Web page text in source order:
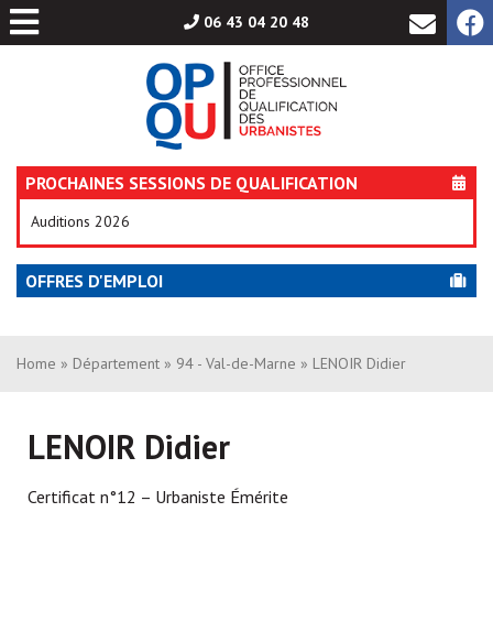
06 43 04 20 48
PROCHAINES SESSIONS DE QUALIFICATION
Auditions 2026
OFFRES D'EMPLOI
Aller
au
Home » Département » 94 - Val-de-Marne » LENOIR Didier
LENOIR Didier
Certificat n°12 – Urbaniste Émérite